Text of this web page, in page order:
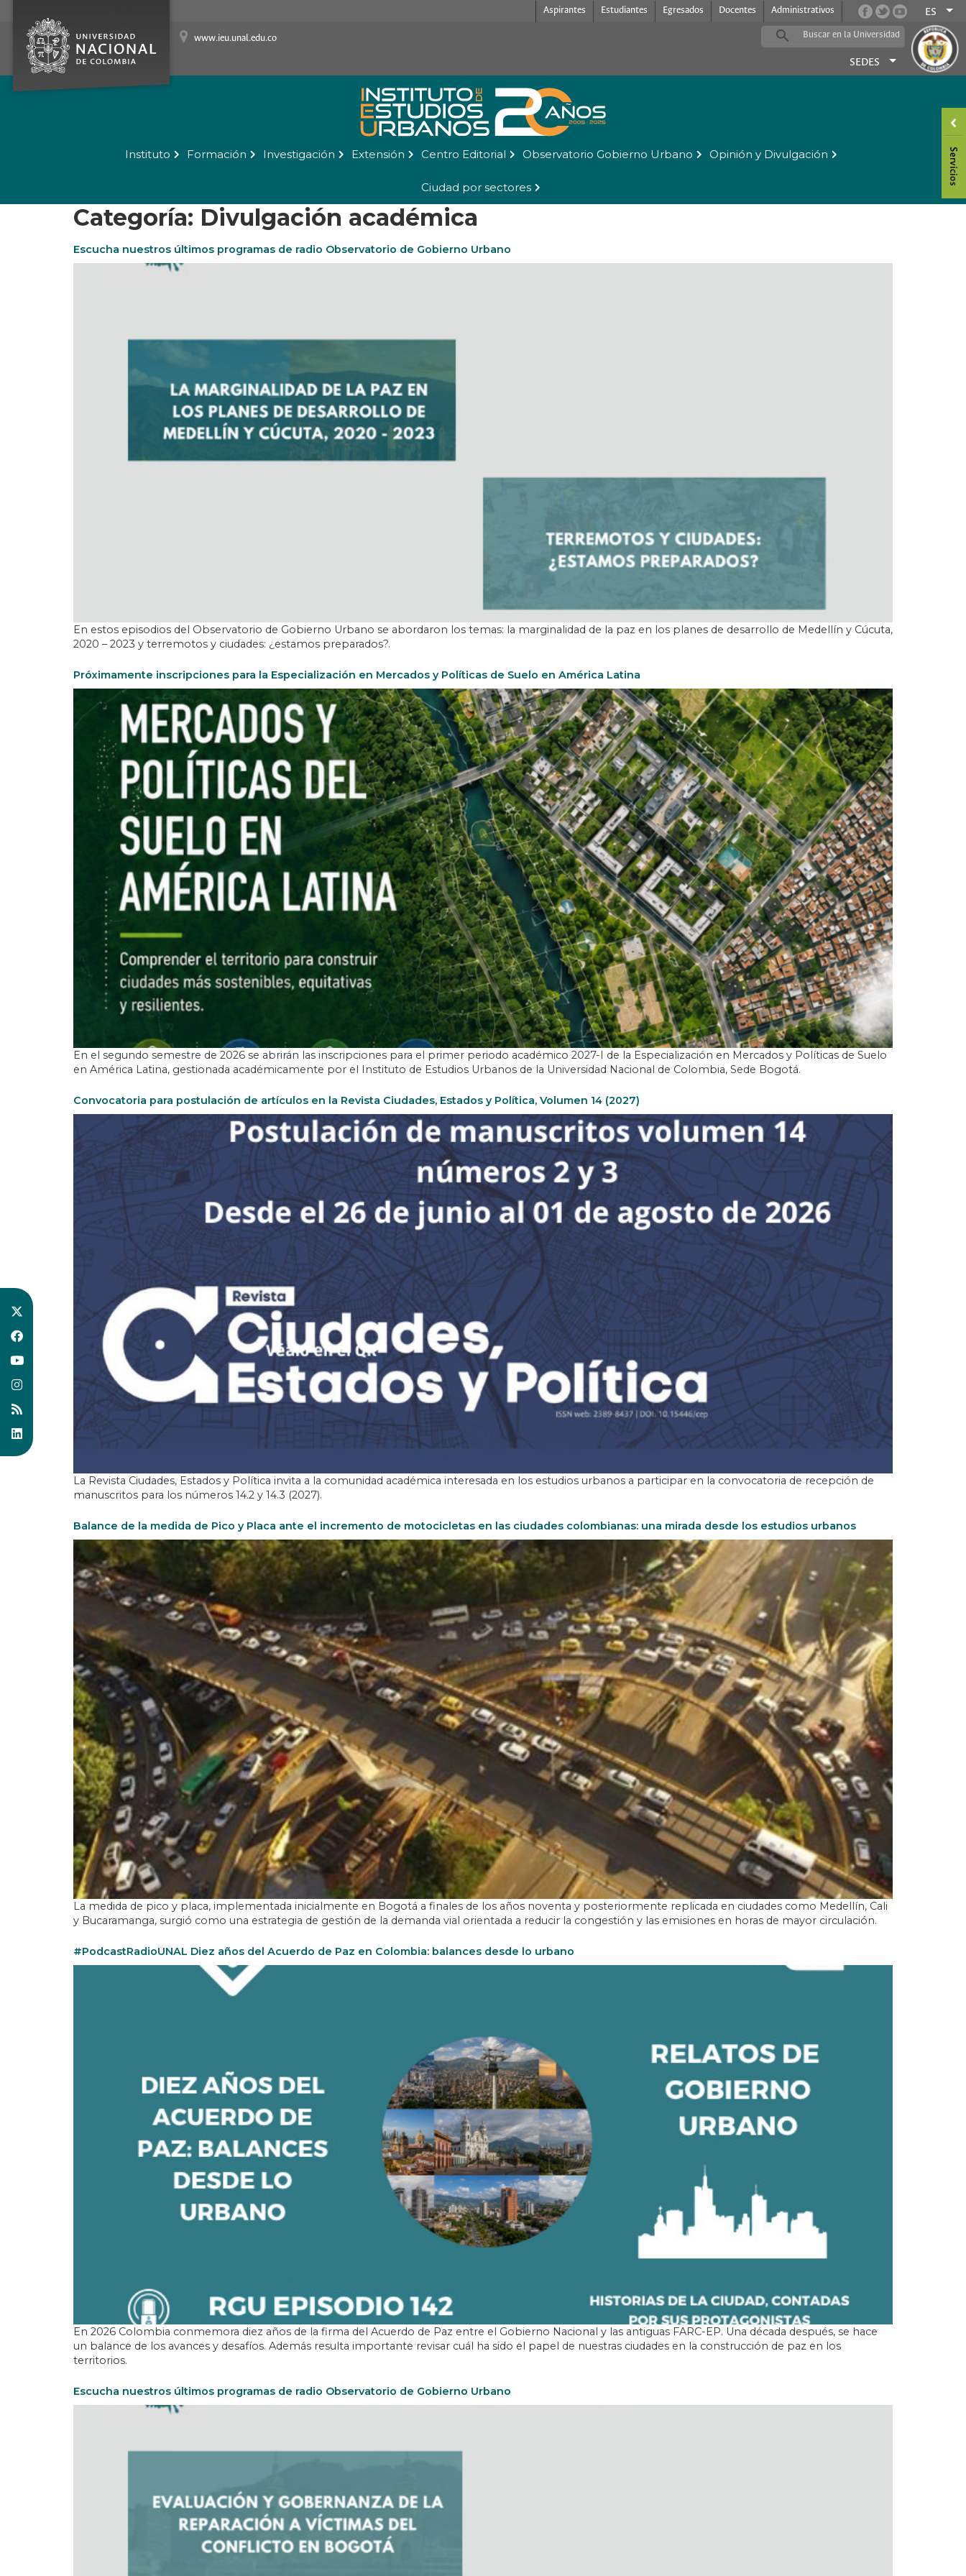
Aspirantes Estudiantes Egresados Docentes Administrativos ES
www.ieu.unal.edu.co
SEDES
Instituto Formación Investigación Extensión Centro Editorial Observatorio Gobierno Urbano Opinión y Divulgación
Ciudad por sectores
Categoría: Divulgación académica
Escucha nuestros últimos programas de radio Observatorio de Gobierno Urbano
En estos episodios del Observatorio de Gobierno Urbano se abordaron los temas: la marginalidad de la paz en los planes de desarrollo de Medellín y Cúcuta,
2020 – 2023 y terremotos y ciudades: ¿estamos preparados?.
Próximamente inscripciones para la Especialización en Mercados y Políticas de Suelo en América Latina
En el segundo semestre de 2026 se abrirán las inscripciones para el primer periodo académico 2027-I de la Especialización en Mercados y Políticas de Suelo
en América Latina, gestionada académicamente por el Instituto de Estudios Urbanos de la Universidad Nacional de Colombia, Sede Bogotá.
Convocatoria para postulación de artículos en la Revista Ciudades, Estados y Política, Volumen 14 (2027)
La Revista Ciudades, Estados y Política invita a la comunidad académica interesada en los estudios urbanos a participar en la convocatoria de recepción de
manuscritos para los números 14.2 y 14.3 (2027).
Balance de la medida de Pico y Placa ante el incremento de motocicletas en las ciudades colombianas: una mirada desde los estudios urbanos
La medida de pico y placa, implementada inicialmente en Bogotá a finales de los años noventa y posteriormente replicada en ciudades como Medellín, Cali
y Bucaramanga, surgió como una estrategia de gestión de la demanda vial orientada a reducir la congestión y las emisiones en horas de mayor circulación.
#PodcastRadioUNAL Diez años del Acuerdo de Paz en Colombia: balances desde lo urbano
En 2026 Colombia conmemora diez años de la firma del Acuerdo de Paz entre el Gobierno Nacional y las antiguas FARC-EP. Una década después, se hace
un balance de los avances y desafíos. Además resulta importante revisar cuál ha sido el papel de nuestras ciudades en la construcción de paz en los
territorios.
Escucha nuestros últimos programas de radio Observatorio de Gobierno Urbano